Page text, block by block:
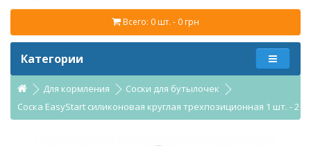
Всего: 0 шт. - 0 грн
Категории
Для кормления
Соски для бутылочек
Соска EasyStart силиконовая круглая трехпозиционная 1 шт. - 21/